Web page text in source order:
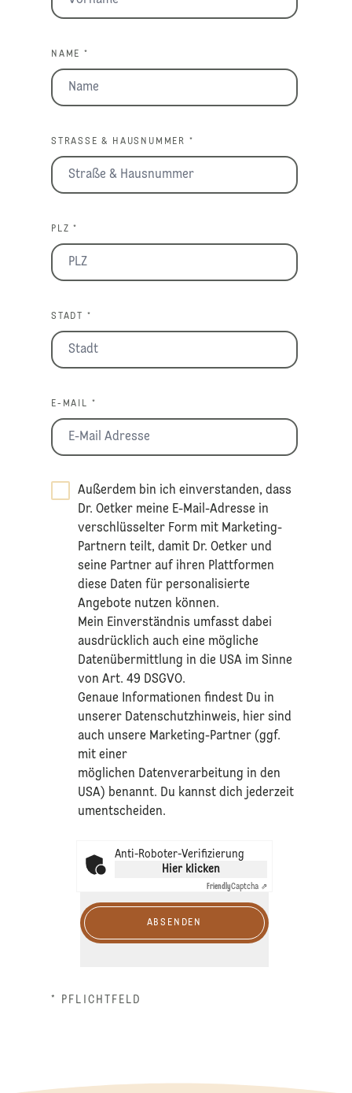
NAME *
STRASSE & HAUSNUMMER *
PLZ *
STADT *
E-MAIL *
Außerdem bin ich einverstanden, dass
Dr. Oetker meine E-Mail-Adresse in
verschlüsselter Form mit Marketing-
Partnern teilt, damit Dr. Oetker und
seine Partner auf ihren Plattformen
diese Daten für personalisierte
Angebote nutzen können.
Mein Einverständnis umfasst dabei
ausdrücklich auch eine mögliche
Datenübermittlung in die USA im Sinne
von Art. 49 DSGVO.​
​Genaue Informationen findest Du in
unserer Datenschutzhinweis, hier sind
auch unsere Marketing-Partner (ggf.
mit einer
möglichen Datenverarbeitung in den
USA) benannt. Du kannst dich jederzeit
umentscheiden.
Anti-Roboter-Verifizierung
Hier klicken
FriendlyCaptcha ⇗
ABSENDEN
* PFLICHTFELD